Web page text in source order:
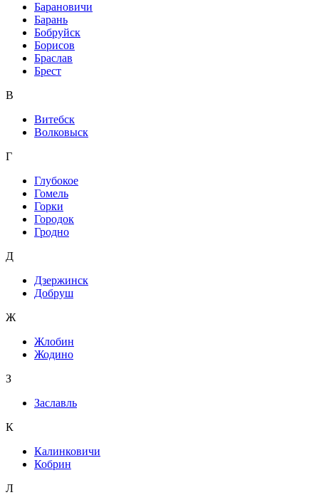
Барановичи
Барань
Бобруйск
Борисов
Браслав
Брест
В
Витебск
Волковыск
Г
Глубокое
Гомель
Горки
Городок
Гродно
Д
Дзержинск
Добруш
Ж
Жлобин
Жодино
З
Заславль
К
Калинковичи
Кобрин
Л